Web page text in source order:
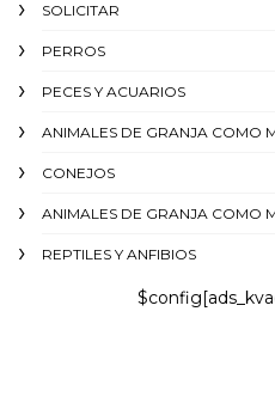
SOLICITAR
PERROS
PECES Y ACUARIOS
ANIMALES DE GRANJA COMO
CONEJOS
ANIMALES DE GRANJA COMO
REPTILES Y ANFIBIOS